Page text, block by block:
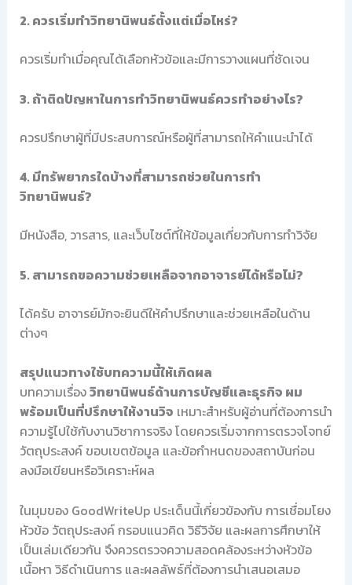
2. ควรเริ่มทำวิทยานิพนธ์ตั้งแต่เมื่อไหร่?
ควรเริ่มทำเมื่อคุณได้เลือกหัวข้อและมีการวางแผนที่ชัดเจน
3. ถ้าติดปัญหาในการทำวิทยานิพนธ์ควรทำอย่างไร?
ควรปรึกษาผู้ที่มีประสบการณ์หรือผู้ที่สามารถให้คำแนะนำได้
4. มีทรัพยากรใดบ้างที่สามารถช่วยในการทำ
วิทยานิพนธ์?
มีหนังสือ, วารสาร, และเว็บไซต์ที่ให้ข้อมูลเกี่ยวกับการทำวิจัย
5. สามารถขอความช่วยเหลือจากอาจารย์ได้หรือไม่?
ได้ครับ อาจารย์มักจะยินดีให้คำปรึกษาและช่วยเหลือในด้าน
ต่างๆ
สรุปแนวทางใช้บทความนี้ให้เกิดผล
บทความเรื่องวิทยานิพนธ์ด้านการบัญชีและธุรกิจ ผม
พร้อมเป็นที่ปรึกษาให้งานวิจ เหมาะสำหรับผู้อ่านที่ต้องการนำ
ความรู้ไปใช้กับงานวิชาการจริง โดยควรเริ่มจากการตรวจโจทย์
วัตถุประสงค์ ขอบเขตข้อมูล และข้อกำหนดของสถาบันก่อน
ลงมือเขียนหรือวิเคราะห์ผล
ในมุมของ GoodWriteUp ประเด็นนี้เกี่ยวข้องกับ การเชื่อมโยง
หัวข้อ วัตถุประสงค์ กรอบแนวคิด วิธีวิจัย และผลการศึกษาให้
เป็นเล่มเดียวกัน จึงควรตรวจความสอดคล้องระหว่างหัวข้อ
เนื้อหา วิธีดำเนินการ และผลลัพธ์ที่ต้องการนำเสนอเสมอ